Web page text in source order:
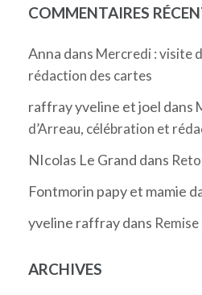
COMMENTAIRES
Anna dans Mercredi : visite
rédaction des cartes
raffray yveline et joel dans
d’Arreau, célébration et
NIcolas Le Grand dans
Fontmorin papy et mamie
yveline raffraydans
ARCHIVES